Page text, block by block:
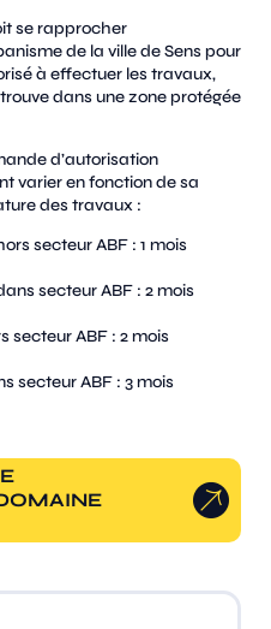
se rapprocher
de la ville de Sens pour
à effectuer les travaux,
dans une zone protégée
d’autorisation
varier en fonction de sa
des travaux :
secteur ABF : 1 mois
secteur ABF : 2 mois
secteur ABF : 2 mois
secteur ABF : 3 mois